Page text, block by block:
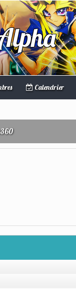
Calendrier